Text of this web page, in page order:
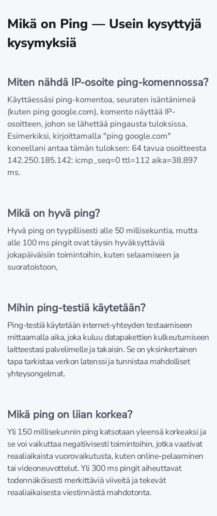
Mikä on Ping — Usein kysyttyjä
kysymyksiä
Miten nähdä IP-osoite ping-komennossa?
Käyttäessäsi ping-komentoa, seuraten isäntänimeä
(kuten ping google.com), komento näyttää IP-
osoitteen, johon se lähettää pingausta tuloksissa.
Esimerkiksi, kirjoittamalla "ping google.com"
koneellani antaa tämän tuloksen: 64 tavua osoitteesta
142.250.185.142: icmp_seq=0 ttl=112 aika=38.897
ms.
Mikä on hyvä ping?
Hyvä ping on tyypillisesti alle 50 millisekuntia, mutta
alle 100 ms pingit ovat täysin hyväksyttäviä
jokapäiväisiin toimintoihin, kuten selaamiseen ja
suoratoistoon,
Mihin ping-testiä käytetään?
Ping-testiä käytetään internet-yhteyden testaamiseen
mittaamalla aika, joka kuluu datapakettien kulkeutumiseen
laitteestasi palvelimelle ja takaisin. Se on yksinkertainen
tapa tarkistaa verkon latenssi ja tunnistaa mahdolliset
yhteysongelmat.
Mikä ping on liian korkea?
Yli 150 millisekunnin ping katsotaan yleensä korkeaksi ja
se voi vaikuttaa negatiivisesti toimintoihin, jotka vaativat
reaaliaikaista vuorovaikutusta, kuten online-pelaaminen
tai videoneuvottelut. Yli 300 ms pingit aiheuttavat
todennäköisesti merkittäviä viiveitä ja tekevät
reaaliaikaisesta viestinnästä mahdotonta.